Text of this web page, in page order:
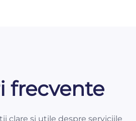
frecvente
clare și utile despre serviciile